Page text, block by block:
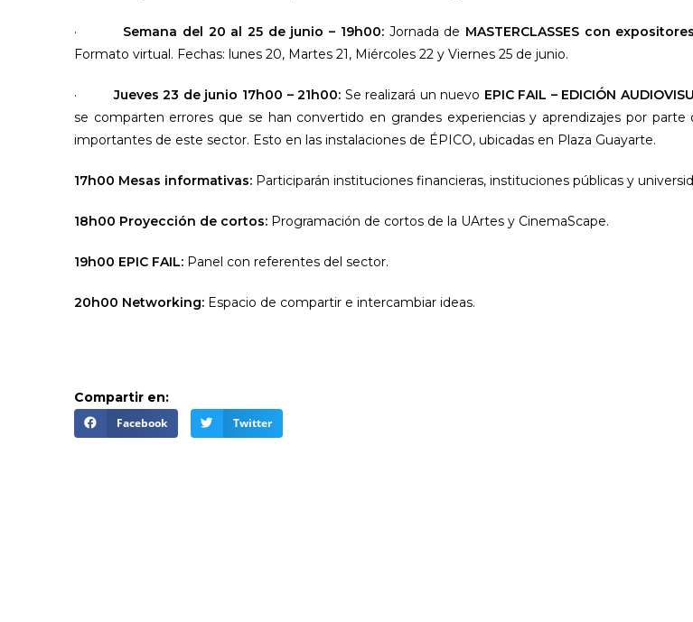
· Semana del 20 al 25 de junio – 19h00:Jornada de MASTERCLASSES con
Formato virtual. Fechas: lunes 20, Martes 21, Miércoles 22 y Viernes 25 de junio.
·Jueves 23 de junio 17h00 – 21h00: Se realizará un nuevo EPIC FAIL – EDICIÓN
se comparten errores que se han convertido en grandes experiencias y aprendizajes por parte
importantes de este sector. Esto en las instalaciones de ÉPICO, ubicadas en Plaza Guayarte.
17h00 Mesas informativas: Participarán instituciones financieras, instituciones públicas y
18h00 Proyección de cortos: Programación de cortos de la UArtes y CinemaScape.
19h00 EPIC FAIL: Panel con referentes del sector.
20h00 Networking: Espacio de compartir e intercambiar ideas.
Compartir en:
Facebook Twitter